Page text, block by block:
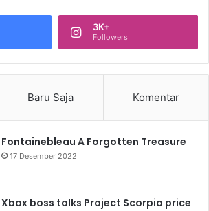
3K+
Followers
Baru Saja Komentar
Fontainebleau A Forgotten Treasure
17 Desember 2022
Xbox boss talks Project Scorpio price